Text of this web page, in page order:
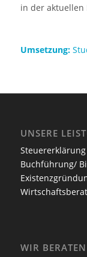
in der aktuellen
Umsetzung:
UNSERE
Steuererklärung
Buchführung/
WIR